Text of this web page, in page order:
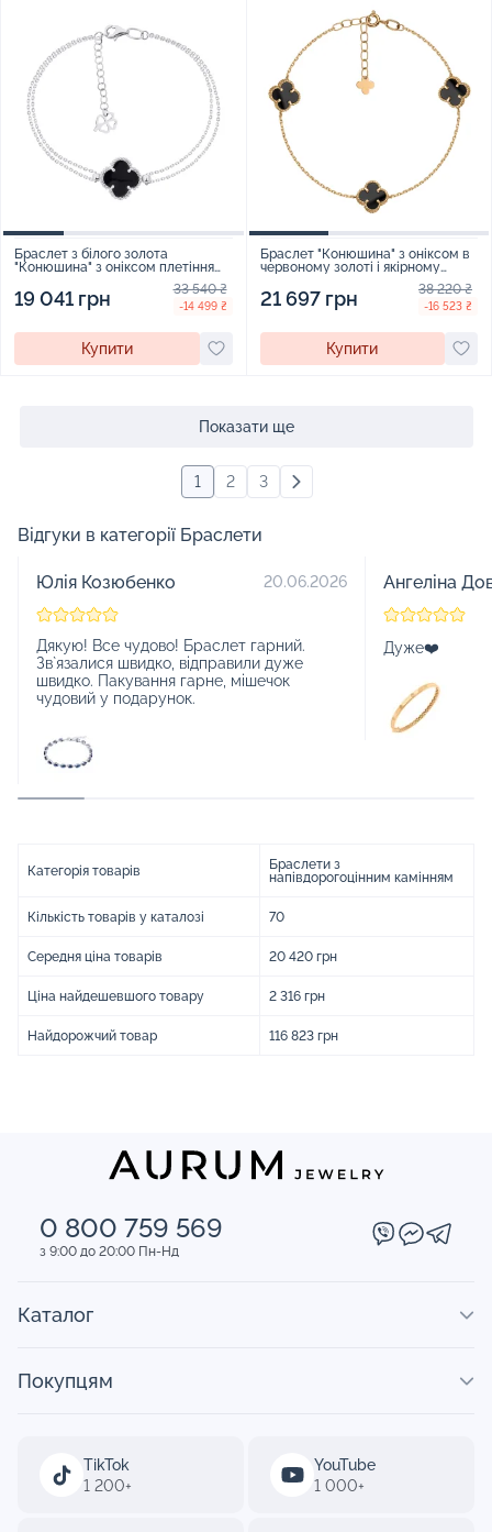
Браслет з білого золота
"Конюшина" з оніксом плетіння
19 041 грн 33 540 ₴
-14 499 ₴
Купити
Браслет "Конюшина" з оніксом в
червоному золоті і якірному
21 697 грн 38 220 ₴
-16 523 ₴
Купити
Показати ще
1 2 3
Відгуки в категорії Браслети
Юлія Козюбенко 20.06.2026
Дякую! Все чудово! Браслет гарний.
Зв`язалися швидко, відправили дуже
швидко. Пакування гарне, мішечок
чудовий у подарунок.
Ангеліна
Дуже❤️
Категорія товарів
Браслети з
напівдорогоцінним камінням
Кількість товарів у каталозі 70
Середня ціна товарів 20 420 грн
Ціна найдешевшого товару 2 316 грн
Найдорожчий товар 116 823 грн
0 800 759 569
з 9:00 до 20:00 Пн-Нд
TikTok
1 200+
YouTube
1 000+
Каталог
Покупцям